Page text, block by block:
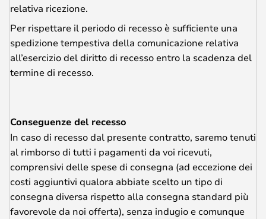
relativa ricezione.
Per rispettare il periodo di recesso è sufficiente una
spedizione tempestiva della comunicazione relativa
all’esercizio del diritto di recesso entro la scadenza del
termine di recesso.
Conseguenze del recesso
In caso di recesso dal presente contratto, saremo tenuti
al rimborso di tutti i pagamenti da voi ricevuti,
comprensivi delle spese di consegna (ad eccezione dei
costi aggiuntivi qualora abbiate scelto un tipo di
consegna diversa rispetto alla consegna standard più
favorevole da noi offerta), senza indugio e comunque